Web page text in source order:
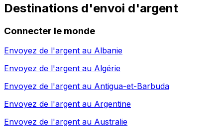
Destinations d'envoi d'argent
Connecter le monde
Envoyez de l'argent au Albanie
Envoyez de l'argent au Algérie
Envoyez de l'argent au Antigua-et-Barbuda
Envoyez de l'argent au Argentine
Envoyez de l'argent au Australie